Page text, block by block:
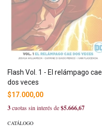
Flash Vol. 1 - El relámpago cae
dos veces
$17.000,00
3cuotas sin interés de$5.666,67
CATÁLOGO